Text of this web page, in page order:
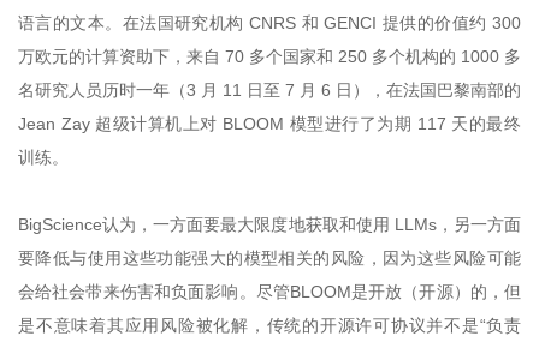
语言的文本。在法国研究机构 CNRS 和 GENCI 提供的价值约 300
万欧元的计算资助下，来自 70 多个国家和 250 多个机构的 1000 多
名研究人员历时一年（3 月 11 日至 7 月 6 日），在法国巴黎南部的
Jean Zay 超级计算机上对 BLOOM 模型进行了为期 117 天的最终
训练。
BigScience认为，一方面要最大限度地获取和使用 LLMs，另一方面
要降低与使用这些功能强大的模型相关的风险，因为这些风险可能
会给社会带来伤害和负面影响。尽管BLOOM是开放（开源）的，但
是不意味着其应用风险被化解，传统的开源许可协议并不是“负责